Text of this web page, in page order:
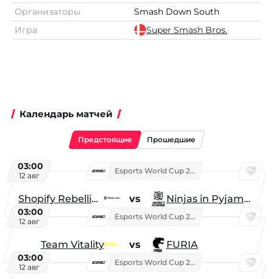
Организаторы
Smash Down South
Игра
Super Smash Bros.
Календарь матчей
Предстоящие Прошедшие
03:00
12 авг
Esports World Cup 2026
Shopify Rebellion vs Ninjas in Pyjamas
03:00
12 авг
Esports World Cup 2026
Team Vitality vs FURIA
03:00
12 авг
Esports World Cup 2026